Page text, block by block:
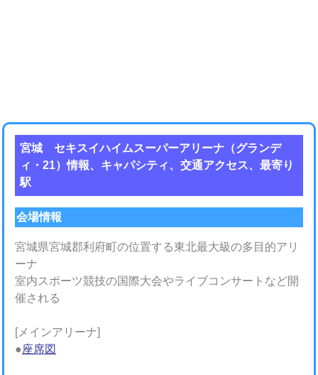
宮城 セキスイハイムスーパーアリーナ（グランデ
ィ・21）情報、キャパシティ、交通アクセス、最寄り
駅
会場情報
宮城県宮城郡利府町の位置する東北最大級の多目的アリ
ーナ
室内スポーツ競技の国際大会やライブコンサートなど開
催される
[メインアリーナ]
●座席図